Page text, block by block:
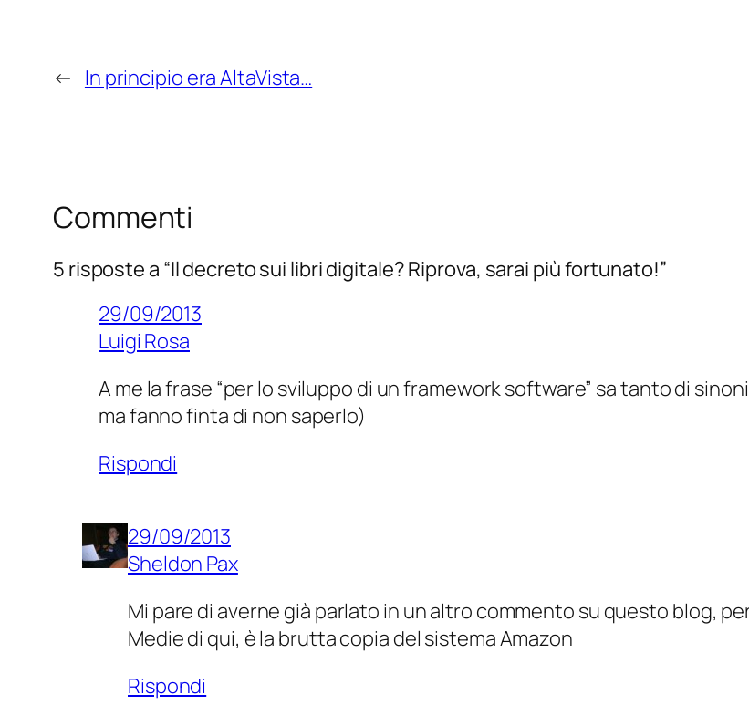
← In principio era AltaVista…
Commenti
5 risposte a “Il decreto sui libri digitale? Riprova, sarai più fortunato!”
29/09/2013
Luigi Rosa
A me la frase “per lo sviluppo di un framework software” sa tanto di
ma fanno finta di non saperlo)
Rispondi
29/09/2013
Sheldon Pax
Mi pare di averne già parlato in un altro commento su questo blog,
Medie di qui, è la brutta copia del sistema Amazon
Rispondi